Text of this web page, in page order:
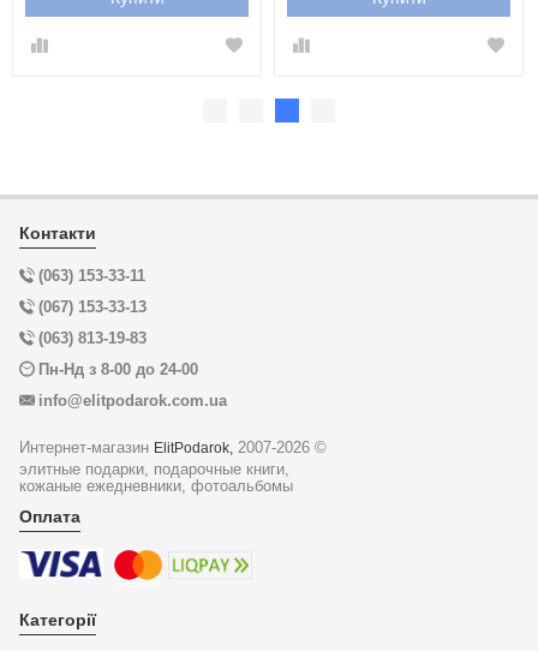
Контакти
(063) 153-33-11
(067) 153-33-13
(063) 813-19-83
Пн-Нд з 8-00 до 24-00
info@elitpodarok.com.ua
Интернет-магазин ElitPodarok,
2007-2026 ©
элитные подарки, подарочные книги,
кожаные ежедневники, фотоальбомы
Оплата
Категорії